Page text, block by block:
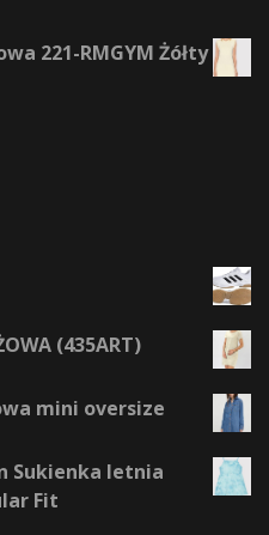
221-RMGYM Żółty
(435ART)
mini oversize
Sukienka letnia
Fit